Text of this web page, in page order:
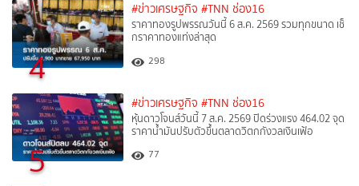
4
#ข่าวเศรษฐกิจ #TNN ช่อง16
ราคาทองรูปพรรณวันนี้ 6 ส.ค. 2569 รวมทุกขนาด เช็
กราคาทองแท่งล่าสุด
298
5
#ข่าวเศรษฐกิจ #TNN ช่อง16
หุ้นดาวโจนส์วันนี้ 7 ส.ค. 2569 ปิดร่วงแรง 464.02 จุด
ราคาน้ำมันปรับตัวขึ้นตลาดวิตกกังวลเงินเฟ้อ
77